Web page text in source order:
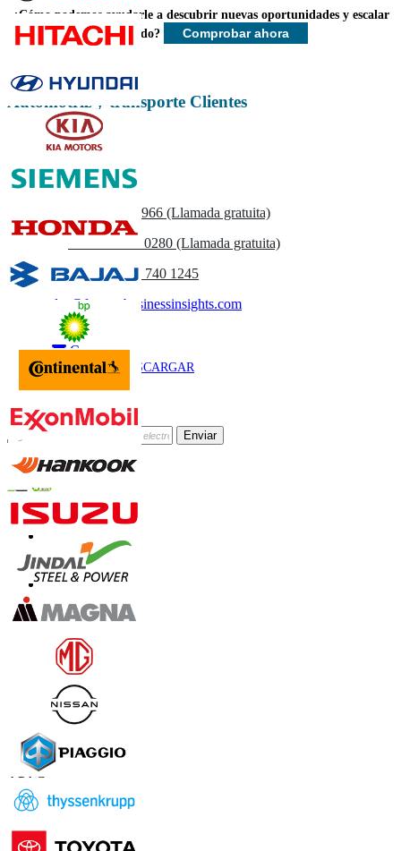
final.
Personalizar ahora
¿Cómo podemos ayudarle a descubrir nuevas oportunidades y escalar
más rápido?
Comprobar ahora
Automotriz y transporte Clientes
Contáctenos
+1 833 909 2966 (Llamada gratuita)
+44 808 502 0280 (Llamada gratuita)
(APAC) +91 744 740 1245
sales@fortunebusinessinsights.com
Llamar
Correo
DESCARGAR
Suscríbete al Boletín
Enviar
Confianza Online
Contáctanos
US+1 833 909 2966 ( Llamada gratuita )
UK+44 808 502 0280 (Llamada gratuita )
APAC
sales@fortunebusinessinsights.com
Conéctate con nosotros